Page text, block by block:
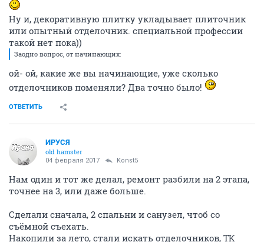
Ну и, декоративную плитку укладывает плиточник
или опытный отделочник. специальной профессии
такой нет пока))
Заодно вопрос, от начинающих:
ой- ой, какие же вы начинающие, уже сколько
отделочников поменяли? Два точно было!
ОТВЕТИТЬ
ИРУСЯ
old hamster
04 февраля 2017 Konst5
Нам один и тот же делал, ремонт разбили на 2 этапа,
точнее на 3, или даже больше.
Сделали сначала, 2 спальни и санузел, чтоб со
съёмной съехать.
Накопили за лето, стали искать отделочников, ТК